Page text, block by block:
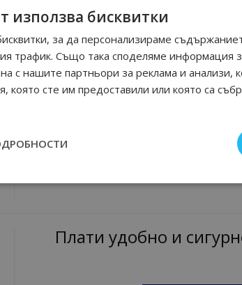
:
съм доволен от качеството
За нас
Контакти
Плати удобно и
използва бисквитки
за да персонализираме
трафик. Също така споделяме информация
с нашите партньори за реклама и анализи,
която сте им предоставили или която са